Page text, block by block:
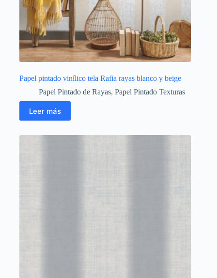
Papel pintado vinílico tela Rafia rayas blanco y beige
Papel Pintado de Rayas, Papel Pintado Texturas
Leer más